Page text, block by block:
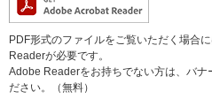
PDF形式のファイルをご覧いただく場合
Readerが必要です。
Adobe Readerをお持ちでない方は、バナ
ださい。（無料）